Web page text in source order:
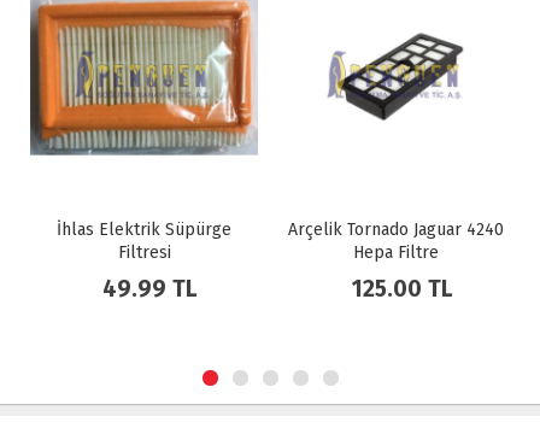
İhlas Elektrik Süpürge
Filtresi
49.99 TL
Arçelik Tornado Jaguar 4240
Hepa Filtre
125.00 TL